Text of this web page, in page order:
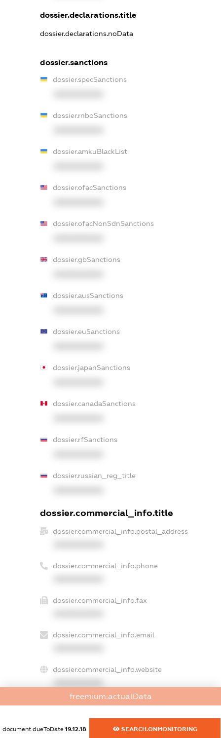
dossier.declarations.title
dossier.declarations.noData
dossier.sanctions
dossier.specSanctions
dossier.rnboSanctions
dossier.amkuBlackList
dossier.ofacSanctions
dossier.ofacNonSdnSanctions
dossier.gbSanctions
dossier.ausSanctions
dossier.euSanctions
dossier.japanSanctions
dossier.canadaSanctions
dossier.rfSanctions
dossier.russian_reg_title
dossier.commercial_info.title
dossier.commercial_info.postal_address
dossier.commercial_info.phone
dossier.commercial_info.fax
dossier.commercial_info.email
dossier.commercial_info.website
dossier.commercial_info.activity
XXXXXXXXXX
freemium.actualData
document.dueToDate 19.12.18 SEARCH.ONMONITORING